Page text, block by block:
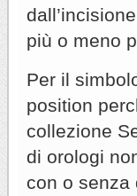
più o meno
Per il
position
collezione
di orologi
con o senza